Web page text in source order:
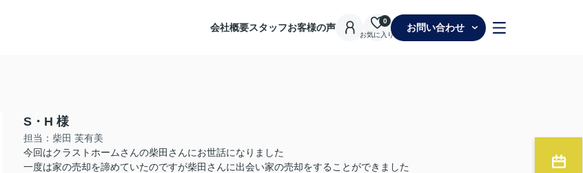
会社概要スタッフお客様の声
お気に入り
0
お問い合わせ
S・H 様
担当：柴田 芙有美
今回はクラストホームさんの柴田さんにお世話になりました
一度は家の売却を諦めていたのですが柴田さんに出会い家の売却をすることができました